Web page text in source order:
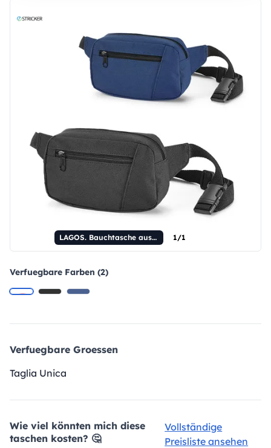
LAGOS. Bauchtasche aus 600D Polyester. 1/1
Verfuegbare Farben (2)
Verfuegbare Groessen
Taglia Unica
Wie viel könnten mich diese
taschen kosten? 🤔
Vollständige
Preisliste ansehen